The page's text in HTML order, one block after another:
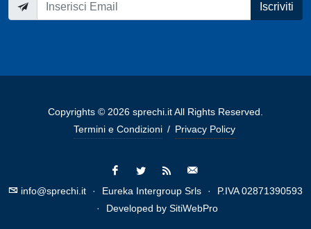
Iscriviti
Copyrights © 2026 sprechi.it All Rights Reserved.
Termini e Condizioni / Privacy Policy
info@sprechi.it · Eureka Intergroup Srls ·
P.IVA 02871390593
·
Developed by SitiWebPro